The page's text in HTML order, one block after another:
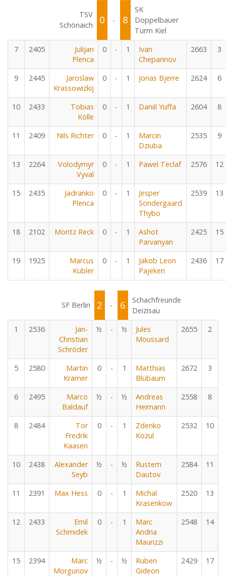
TSV
Schönaich
0 - 8
SK
Doppelbauer
Turm Kiel
7
2405
Julijan
Plenca
0 - 1
Ivan
Cheparinov
2663 3
9 2445
Jaroslaw
Krassowizkij
0 - 1 Jonas Bjerre 2624 6
10 2433
Tobias
Kölle
0 - 1 Daniil Yuffa 2604 8
11 2409 Nils Richter 0 - 1
Marcin
Dziuba
2535 9
13 2264
Volodymyr
Vyval
0 - 1 Pawel Teclaf 2576 12
15 2435
Jadranko
Plenca
0 - 1
Jesper
Sondergaard
Thybo
2539 13
18 2102 Moritz Reck 0 - 1
Ashot
Parvanyan
2425 15
19 1925
Marcus
Kübler
0 - 1
Jakob Leon
Pajeken
2436 17
SF Berlin 2 - 6
Schachfreunde
Deizisau
1
2536
Jan-
Christian
Schröder
½ - ½
Jules
Moussard
2655 2
5 2580
Martin
Krämer
0 - 1
Matthias
Blübaum
2672 3
6 2495
Marco
Baldauf
½ - ½
Andreas
Heimann
2558 8
8 2484
Tor
Fredrik
Kaasen
0 - 1
Zdenko
Kozul
2532 10
10 2438
Alexander
Seyb
½ - ½
Rustem
Dautov
2584 11
11 2391 Max Hess 0 - 1
Michal
Krasenkow
2520 13
12 2433
Emil
Schmidek
0 - 1
Marc
Andria
Maurizzi
2548 14
15 2394
Marc
Morgunov
½ - ½
Ruben
Gideon
2429 17